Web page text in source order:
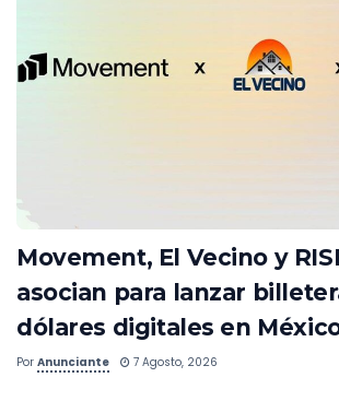
Movement, El Vecino y
asocian para lanzar
dólares digitales en
Por Anunciante 7 Agosto, 2026